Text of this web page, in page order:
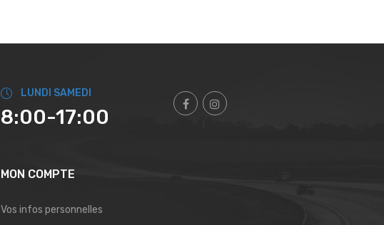
LUNDI SAMEDI
8:00-17:00
MON COMPTE
Vos infos personnelles